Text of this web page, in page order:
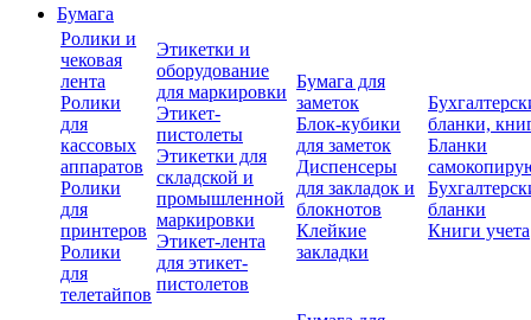
Бумага
Ролики и
чековая
лента
Ролики
для
кассовых
аппаратов
Ролики
для
принтеров
Ролики
для
телетайпов
Этикетки и
оборудование
для маркировки
Этикет-
пистолеты
Этикетки для
складской и
промышленной
маркировки
Этикет-лента
для этикет-
пистолетов
Бумага для
заметок
Блок-кубики
для заметок
Диспенсеры
для закладок и
блокнотов
Клейкие
закладки
бланки,
Бланки
бланки
Книги учета